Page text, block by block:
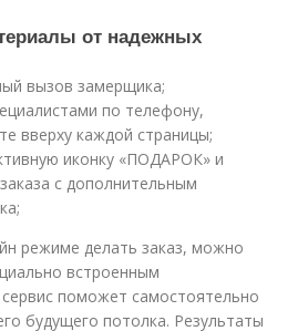
от надежных
вызов замерщика;
по телефону,
вверху каждой страницы;
иконку «ПОДАРОК» и
с дополнительным
режиме делать заказ, можно
встроенным
поможет самостоятельно
будущего потолка. Результаты